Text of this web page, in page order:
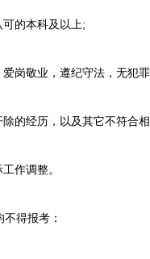
的本科及以上;
敬业，遵纪守法，无犯
经历，以及其它不符合相
作调整。
得报考：